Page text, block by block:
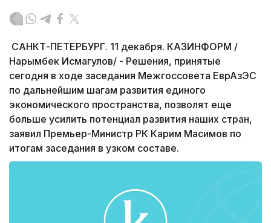
САНКТ-ПЕТЕРБУРГ. 11 декабря. КАЗИНФОРМ /
Нарымбек Исмагулов/ - Решения, принятые
сегодня в ходе заседания Межгоссовета ЕврАзЭС
по дальнейшим шагам развития единого
экономического пространства, позволят еще
больше усилить потенциал развития наших стран,
заявил Премьер-Министр РК Карим Масимов по
итогам заседания в узком составе.